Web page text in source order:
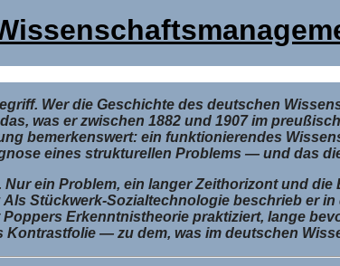
Wer die Geschichte des deutschen
was er zwischen 1882 und 1907 im
bemerkenswert: ein funktionierendes
eines strukturellen Problems — und das
ein Problem, ein langer Zeithorizont und
Stückwerk-Sozialtechnologie beschrieb er
Erkenntnistheorie praktiziert, lange
— zu dem, was im deutschen